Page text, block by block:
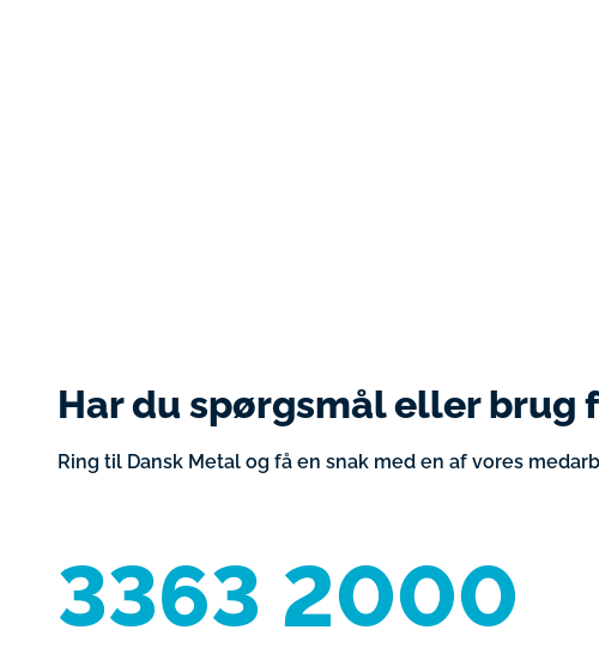
Har du spørgsmål eller brug
Ring til Dansk Metal og få en snak med en af vores
3363 2000